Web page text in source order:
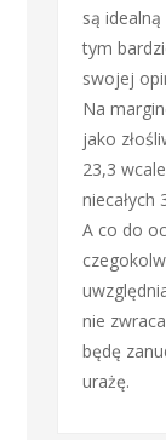
są
tym
swojej
Na
jako
23,3
niecałych
A co do
nie
będę
urażę.